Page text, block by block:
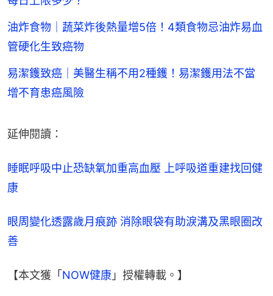
油炸食物｜蔬菜炸後熱量增5倍！4類食物忌油炸易血
管硬化生致癌物
易潔鑊致癌｜美醫生稱不用2種鑊！易潔鑊用法不當
增不育患癌風險
延伸閱讀：
睡眠呼吸中止恐缺氧加重高血壓 上呼吸道重建找回健
康
眼周變化透露歲月痕跡 消除眼袋有助淚溝及黑眼圈改
善
【本文獲「 NOW健康 」授權轉載。】